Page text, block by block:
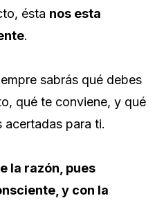
ésta nos esta
.
sabrás qué debes
qué te conviene, y qué
acertadas para ti.
la razón, pues
y con la